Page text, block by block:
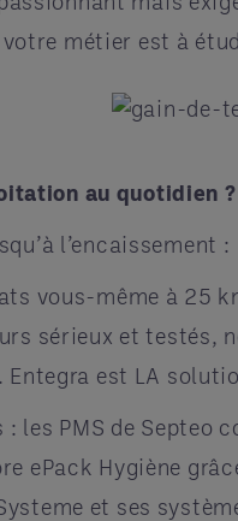
métier est à
au quotidien ?
l’encaissement :
vous-même à 25
sérieux et
est LA
les PMS de
ePack Hygiène
et ses